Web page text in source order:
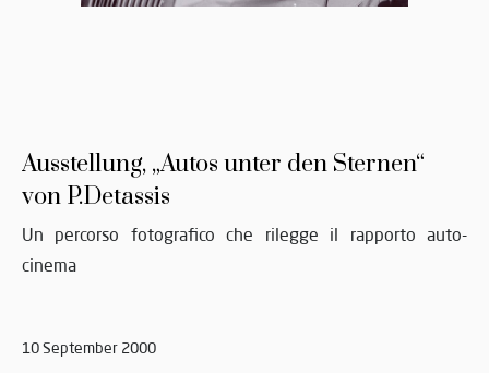
Ausstellung, „Autos unter den Sternen“
von P.Detassis
Un percorso fotografico che rilegge il rapporto auto-
cinema
10 September 2000